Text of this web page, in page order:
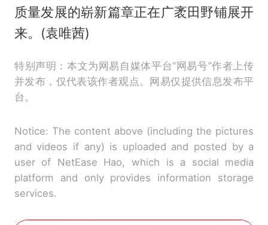
质量发展的崭新篇章正在广袤田野铺展开
来。(袁唯茜)
特别声明：本文为网易自媒体平台“网易号”作者上传
并发布，仅代表该作者观点。网易仅提供信息发布平
台。
Notice: The content above (including the pictures
and videos if any) is uploaded and posted by a
user of NetEase Hao, which is a social media
platform and only provides information storage
services.